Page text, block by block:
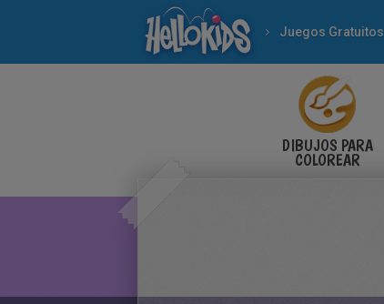
Juegos Gratuitos
DIBUJOS PARA
COLOREAR